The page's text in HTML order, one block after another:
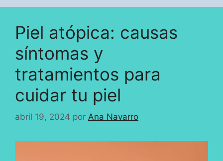
Piel atópica: causas
síntomas y
tratamientos para
cuidar tu piel
abril 19, 2024 por Ana Navarro